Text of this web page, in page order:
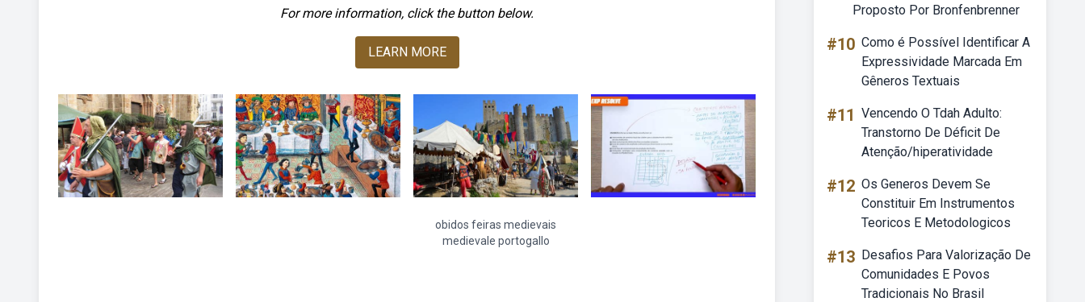
For more information, click the button below.
LEARN MORE
obidos feiras medievais
medievale portogallo
Proposto Por Bronfenbrenner
#10 Como é Possível Identificar A
Expressividade Marcada Em
Gêneros Textuais
#11 Vencendo O Tdah Adulto:
Transtorno De Déficit De
Atenção/hiperatividade
#12 Os Generos Devem Se
Constituir Em Instrumentos
Teoricos E Metodologicos
#13 Desafios Para Valorização De
Comunidades E Povos
Tradicionais No Brasil